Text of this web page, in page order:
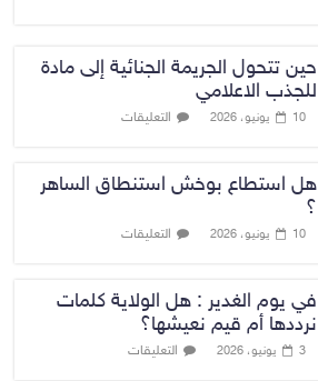
حين تتحول الجريمة الجنائية إلى مادة
للجذب الاعلامي
10 يونيو، 2026 التعليقات
هل استطاع بوخش استنطاق الساهر
؟
10 يونيو، 2026 التعليقات
في يوم الغدير : هل الولاية كلمات
نرددها أم قيم نعيشها؟
3 يونيو، 2026 التعليقات